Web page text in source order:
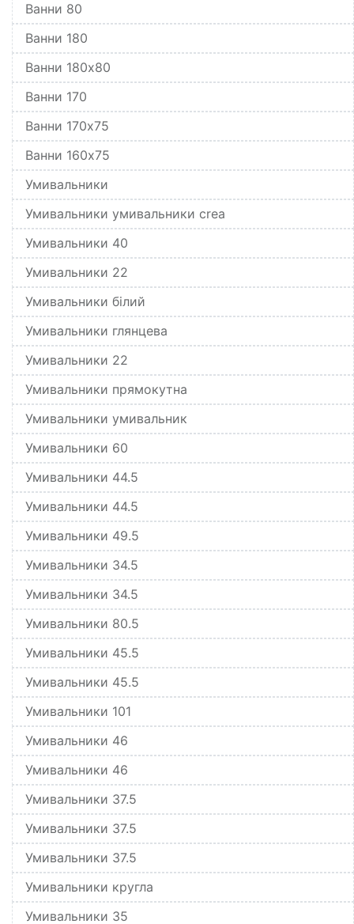
Ванни 80
Ванни 180
Ванни 180x80
Ванни 170
Ванни 170x75
Ванни 160x75
Умивальники
Умивальники умивальники crea
Умивальники 40
Умивальники 22
Умивальники білий
Умивальники глянцева
Умивальники 22
Умивальники прямокутна
Умивальники умивальник
Умивальники 60
Умивальники 44.5
Умивальники 44.5
Умивальники 49.5
Умивальники 34.5
Умивальники 34.5
Умивальники 80.5
Умивальники 45.5
Умивальники 45.5
Умивальники 101
Умивальники 46
Умивальники 46
Умивальники 37.5
Умивальники 37.5
Умивальники 37.5
Умивальники кругла
Умивальники 35